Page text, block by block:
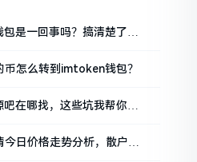
是一回事吗？搞清楚了再
币怎么转到imtoken钱包？
在哪找，这些坑我帮你趟
今日价格走势分析，散户如